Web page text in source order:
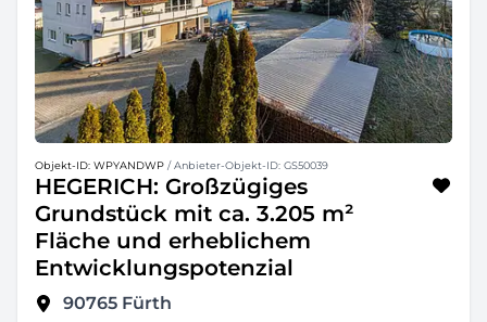
Objekt-ID: WPYANDWP / Anbieter-Objekt-ID: GS50039
HEGERICH: Großzügiges
Grundstück mit ca. 3.205 m²
Fläche und erheblichem
Entwicklungspotenzial
90765 Fürth